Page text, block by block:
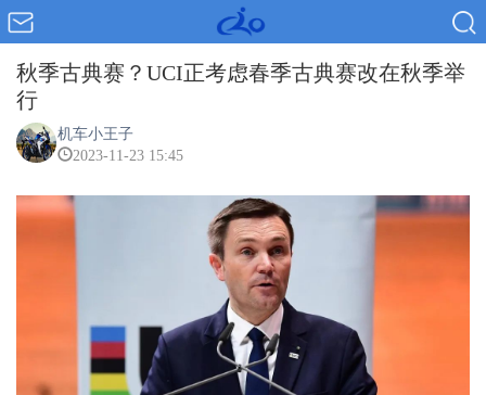
秋季古典赛？UCI正考虑春季古典赛改在秋季举
行
机车小王子
2023-11-23 15:45